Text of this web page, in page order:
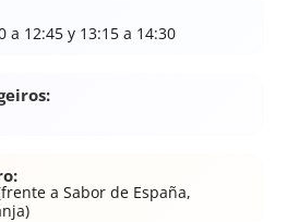
a 12:45 y 13:15 a 14:30
a Sabor de España,